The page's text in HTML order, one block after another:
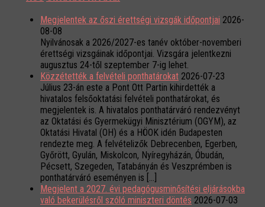
Megjelentek az őszi érettségi vizsgák időpontjai 2026-
08-08
Nyilvánosak a 2026/2027-es tanév október-novemberi
érettségi vizsgáinak időpontjai. Vizsgára jelentkezni
augusztus 24-től szeptember 7-ig lehet.
Közzétették a felvételi ponthatárokat 2026-07-23
Július 23-án este a Pont Ott Partin kihirdették a
hivatalos felsőoktatási felvételi ponthatárokat, és
megjelentek is. A hivatalos ponthatárváró rendezvényt
az Oktatási és Gyermekügyi Minisztérium (OGYM), az
Oktatási Hivatal (OH) és a HÖOK idén Budapesten
rendezte meg. A felvételizők Debrecenben, Egerben,
Győrött, Gyulán, Miskolcon, Nyíregyházán, Óbudán,
Pécsett, Szegeden, Tatabányán és Veszprémben is
ponthatárváró eseményen is […]
Megjelent a 2027. évi pedagógusminősítési eljárásokba
való bekerülésről szóló miniszteri döntés 2026-07-03